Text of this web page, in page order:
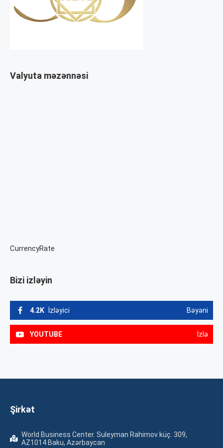
Valyuta məzənnəsi
CurrencyRate
Bizi izləyin
4.2K İzləyici Bəyəni
YOUTUBE İzlə
Şirkət
World Business Center. Suleyman Rahimov küç. 309,
AZ1014 Baku, Azərbaycan